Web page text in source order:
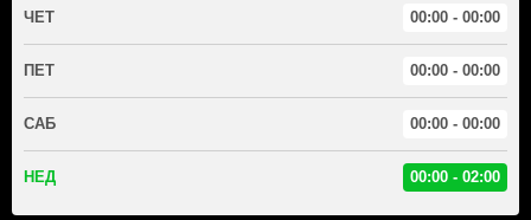
ЧЕТ 00:00 - 00:00
ПЕТ 00:00 - 00:00
САБ 00:00 - 00:00
НЕД 00:00 - 02:00